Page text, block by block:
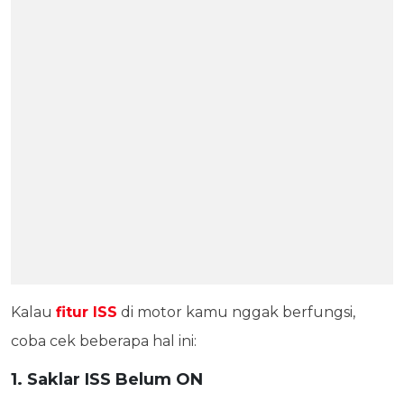
Kalau fitur ISS di motor kamu nggak berfungsi,
coba cek beberapa hal ini:
1. Saklar ISS Belum ON